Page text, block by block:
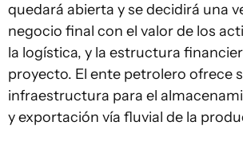
quedará abierta y se decidirá una
negocio final con el valor de los
la logística, y la estructura
proyecto. El ente petrolero ofrece
infraestructura para el
y exportación vía fluvial de la